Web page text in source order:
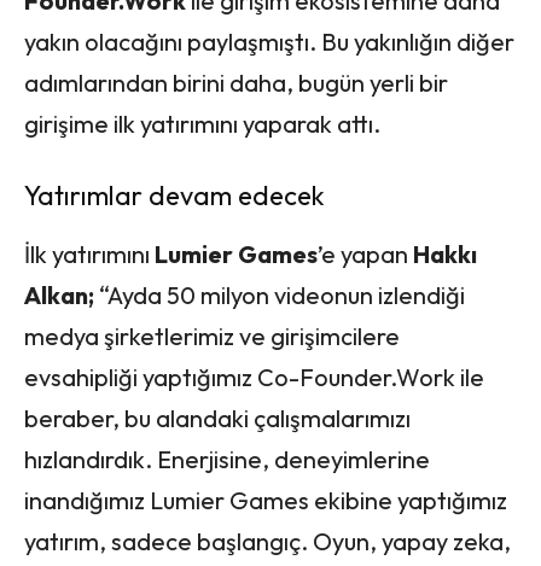
yakın olacağını paylaşmıştı. Bu yakınlığın diğer
adımlarından birini daha, bugün yerli bir
girişime ilk yatırımını yaparak attı.
Yatırımlar devam edecek
İlk yatırımını Lumier Games’e yapan Hakkı
Alkan; “Ayda 50 milyon videonun izlendiği
medya şirketlerimiz ve girişimcilere
evsahipliği yaptığımız Co-Founder.Work ile
beraber, bu alandaki çalışmalarımızı
hızlandırdık. Enerjisine, deneyimlerine
inandığımız Lumier Games ekibine yaptığımız
yatırım, sadece başlangıç. Oyun, yapay zeka,